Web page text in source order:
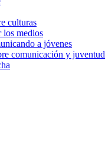
culturas
los medios
a jóvenes
comunicación y juventud